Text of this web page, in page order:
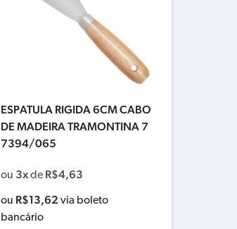
ESPATULA RIGIDA 6CM CABO
DE MADEIRA TRAMONTINA 7
7394/065
ou 3xde R$4,63
ou R$13,62 via boleto
bancário